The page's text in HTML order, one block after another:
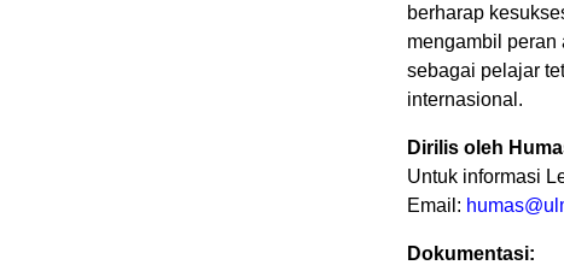
berharap
mengambil peran
sebagai pelajar
internasional.
Dirilis oleh
Untuk informasi
Email:
Dokumentasi: